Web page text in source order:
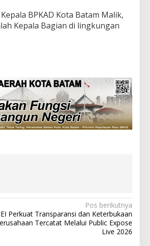
BPKAD Kota Batam Malik,
Kepala Bagian di lingkungan
Pos berikutnya
Perkuat Transparansi dan Keterbukaan
Tercatat Melalui Public Expose
Live 2026